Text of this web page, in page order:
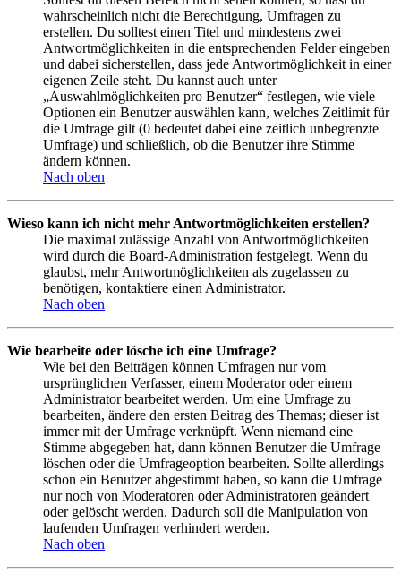
wahrscheinlich nicht die Berechtigung, Umfragen zu
erstellen. Du solltest einen Titel und mindestens zwei
Antwortmöglichkeiten in die entsprechenden Felder eingeben
und dabei sicherstellen, dass jede Antwortmöglichkeit in einer
eigenen Zeile steht. Du kannst auch unter
„Auswahlmöglichkeiten pro Benutzer“ festlegen, wie viele
Optionen ein Benutzer auswählen kann, welches Zeitlimit für
die Umfrage gilt (0 bedeutet dabei eine zeitlich unbegrenzte
Umfrage) und schließlich, ob die Benutzer ihre Stimme
ändern können.
Nach oben
Wieso kann ich nicht mehr Antwortmöglichkeiten erstellen?
Die maximal zulässige Anzahl von Antwortmöglichkeiten
wird durch die Board-Administration festgelegt. Wenn du
glaubst, mehr Antwortmöglichkeiten als zugelassen zu
benötigen, kontaktiere einen Administrator.
Nach oben
Wie bearbeite oder lösche ich eine Umfrage?
Wie bei den Beiträgen können Umfragen nur vom
ursprünglichen Verfasser, einem Moderator oder einem
Administrator bearbeitet werden. Um eine Umfrage zu
bearbeiten, ändere den ersten Beitrag des Themas; dieser ist
immer mit der Umfrage verknüpft. Wenn niemand eine
Stimme abgegeben hat, dann können Benutzer die Umfrage
löschen oder die Umfrageoption bearbeiten. Sollte allerdings
schon ein Benutzer abgestimmt haben, so kann die Umfrage
nur noch von Moderatoren oder Administratoren geändert
oder gelöscht werden. Dadurch soll die Manipulation von
laufenden Umfragen verhindert werden.
Nach oben